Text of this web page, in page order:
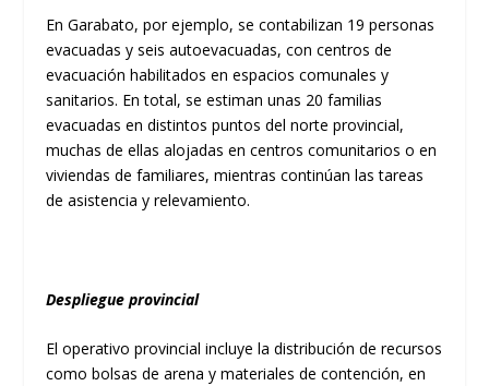
En Garabato, por ejemplo, se contabilizan 19 personas
evacuadas y seis autoevacuadas, con centros de
evacuación habilitados en espacios comunales y
sanitarios. En total, se estiman unas 20 familias
evacuadas en distintos puntos del norte provincial,
muchas de ellas alojadas en centros comunitarios o en
viviendas de familiares, mientras continúan las tareas
de asistencia y relevamiento.
Despliegue provincial
El operativo provincial incluye la distribución de recursos
como bolsas de arena y materiales de contención, en